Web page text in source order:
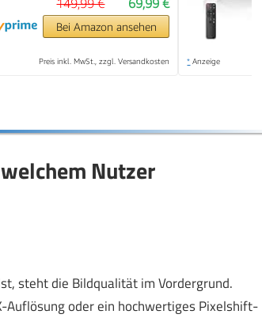
Bei Amazon ansehen
Preis inkl. MwSt., zzgl. Versandkosten * Anzeige
Nutzer
steht die Bildqualität im Vordergrund.
oder ein hochwertiges Pixelshift-